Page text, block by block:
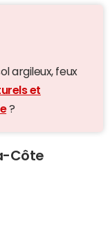
argileux, feux
et
?
Côte